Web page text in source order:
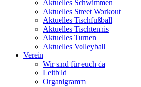
Aktuelles Schwimmen
Aktuelles Street Workout
Aktuelles Tischfußball
Aktuelles Tischtennis
Aktuelles Turnen
Aktuelles Volleyball
Verein
Wir sind für euch da
Leitbild
Organigramm